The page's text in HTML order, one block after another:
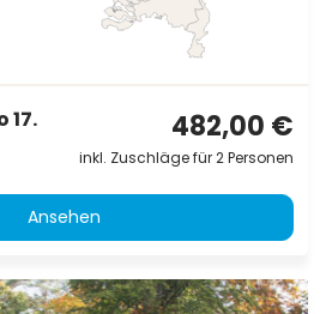
17.
482,00 €
inkl. Zuschläge für 2 Personen
Ansehen